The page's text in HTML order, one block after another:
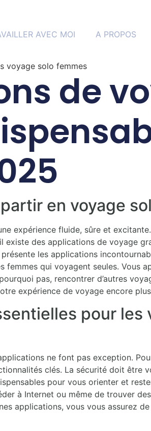
AVEC MOI A PROPOS
de
en voyage
expérience fluide, sûre et
existe des applications de voyage
les applications
femmes qui voyagent seules. Vous
pas, rencontrer d’autres
expérience de voyage encore
pour les
ne font pas exception.
clés. La sécurité doit être
pour vous orienter et
à Internet ou même de trouver
applications, vous vous assurez